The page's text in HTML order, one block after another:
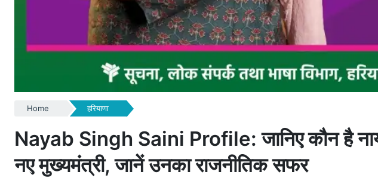
Home हरियाणा
Nayab Singh Saini Profile: जानिए कौन है
नए मुख्यमंत्री, जानें उनका राजनीतिक सफर